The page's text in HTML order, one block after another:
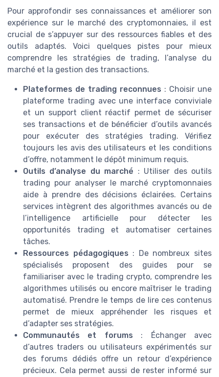
Pour approfondir ses connaissances et améliorer son
expérience sur le marché des cryptomonnaies, il est
crucial de s’appuyer sur des ressources fiables et des
outils adaptés. Voici quelques pistes pour mieux
comprendre les stratégies de trading, l’analyse du
marché et la gestion des transactions.
Plateformes de trading reconnues : Choisir une
plateforme trading avec une interface conviviale
et un support client réactif permet de sécuriser
ses transactions et de bénéficier d’outils avancés
pour exécuter des stratégies trading. Vérifiez
toujours les avis des utilisateurs et les conditions
d’offre, notamment le dépôt minimum requis.
Outils d’analyse du marché : Utiliser des outils
trading pour analyser le marché cryptomonnaies
aide à prendre des décisions éclairées. Certains
services intègrent des algorithmes avancés ou de
l’intelligence artificielle pour détecter les
opportunités trading et automatiser certaines
tâches.
Ressources pédagogiques : De nombreux sites
spécialisés proposent des guides pour se
familiariser avec le trading crypto, comprendre les
algorithmes utilisés ou encore maîtriser le trading
automatisé. Prendre le temps de lire ces contenus
permet de mieux appréhender les risques et
d’adapter ses stratégies.
Communautés et forums : Échanger avec
d’autres traders ou utilisateurs expérimentés sur
des forums dédiés offre un retour d’expérience
précieux. Cela permet aussi de rester informé sur